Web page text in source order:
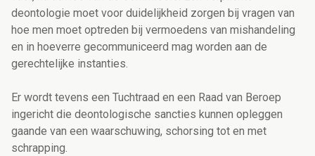
deontologie moet voor duidelijkheid zorgen bij vragen van
hoe men moet optreden bij vermoedens van mishandeling
en in hoeverre gecommuniceerd mag worden aan de
gerechtelijke instanties.
Er wordt tevens een Tuchtraad en een Raad van Beroep
ingericht die deontologische sancties kunnen opleggen
gaande van een waarschuwing, schorsing tot en met
schrapping.